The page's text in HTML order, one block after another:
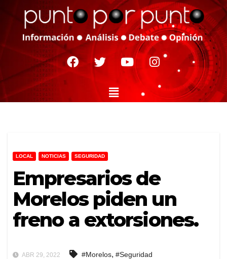
LOCAL NOTICIAS SEGURIDAD
Empresarios de
Morelos piden un
freno a extorsiones.
ABR 29, 2022 #Morelos, #Seguridad